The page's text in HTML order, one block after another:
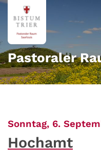
Zum Inhalt springen
Pastoraler
Sonntag, 6.
Hochamt